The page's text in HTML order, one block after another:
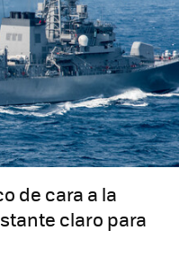
de cara a la
claro para